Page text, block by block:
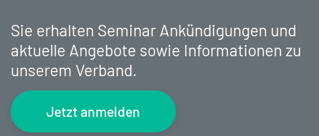
Sie erhalten Seminar Ankündigungen und
aktuelle Angebote sowie Informationen zu
unserem Verband.
Jetzt anmelden